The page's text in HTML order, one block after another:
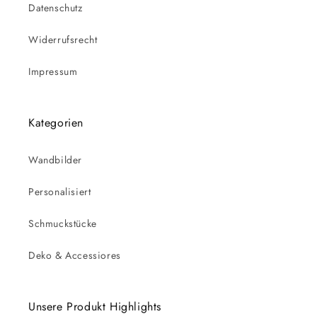
Datenschutz
Widerrufsrecht
Impressum
Kategorien
Wandbilder
Personalisiert
Schmuckstücke
Deko & Accessiores
Unsere Produkt Highlights